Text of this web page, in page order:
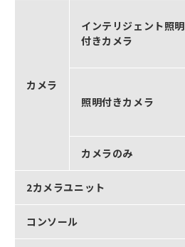
カメラ
インテリジェント照明
付きカメラ
照明付きカメラ
カメラのみ
2カメラユニット
コンソール